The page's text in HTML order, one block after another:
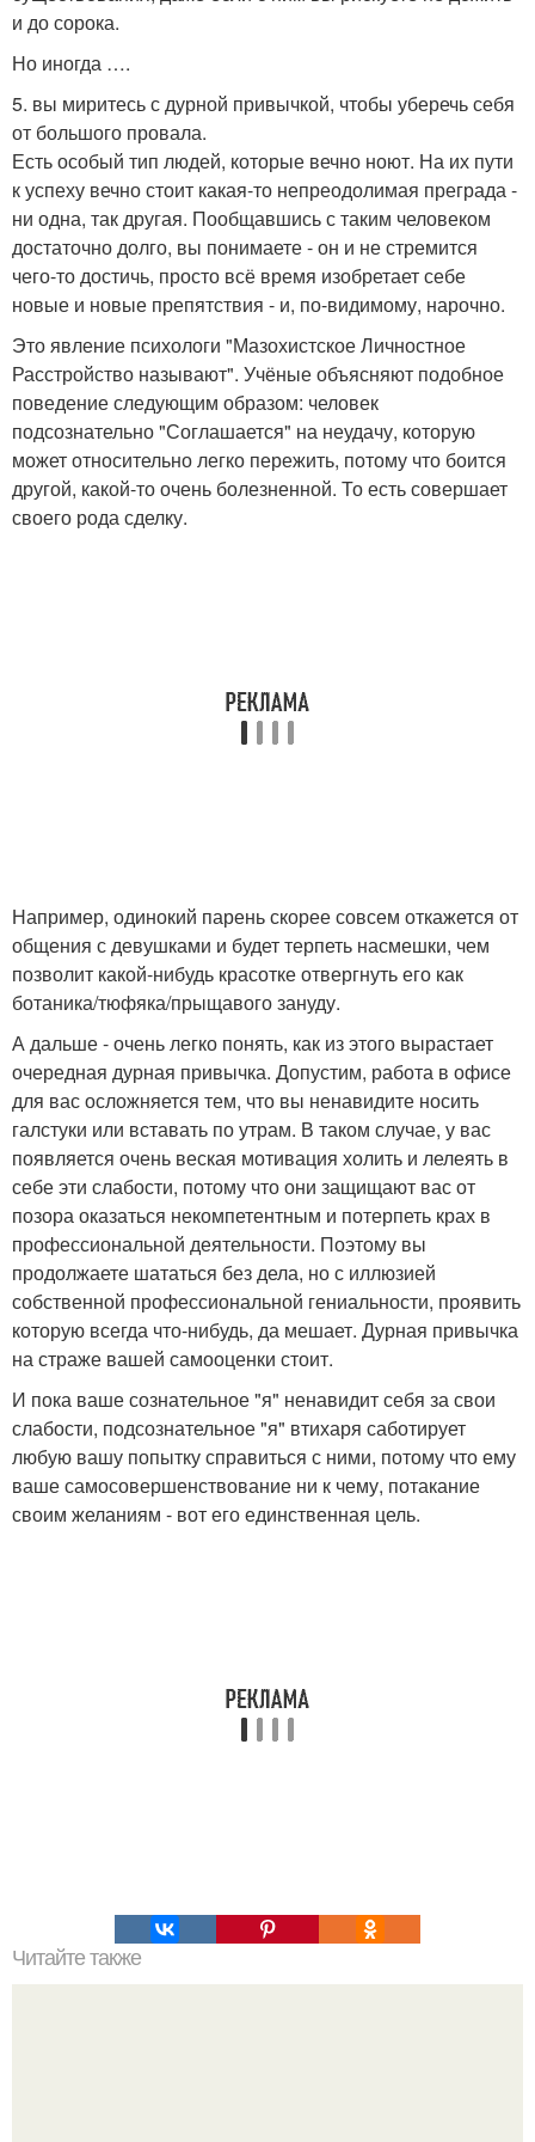
и до сорока.
Но иногда ….
5. вы миритесь с дурной привычкой, чтобы уберечь себя
от большого провала.
Есть особый тип людей, которые вечно ноют. На их пути
к успеху вечно стоит какая-то непреодолимая преграда -
ни одна, так другая. Пообщавшись с таким человеком
достаточно долго, вы понимаете - он и не стремится
чего-то достичь, просто всё время изобретает себе
новые и новые препятствия - и, по-видимому, нарочно.
Это явление психологи "Мазохистское Личностное
Расстройство называют". Учёные объясняют подобное
поведение следующим образом: человек
подсознательно "Соглашается" на неудачу, которую
может относительно легко пережить, потому что боится
другой, какой-то очень болезненной. То есть совершает
своего рода сделку.
Например, одинокий парень скорее совсем откажется от
общения с девушками и будет терпеть насмешки, чем
позволит какой-нибудь красотке отвергнуть его как
ботаника/тюфяка/прыщавого зануду.
А дальше - очень легко понять, как из этого вырастает
очередная дурная привычка. Допустим, работа в офисе
для вас осложняется тем, что вы ненавидите носить
галстуки или вставать по утрам. В таком случае, у вас
появляется очень веская мотивация холить и лелеять в
себе эти слабости, потому что они защищают вас от
позора оказаться некомпетентным и потерпеть крах в
профессиональной деятельности. Поэтому вы
продолжаете шататься без дела, но с иллюзией
собственной профессиональной гениальности, проявить
которую всегда что-нибудь, да мешает. Дурная привычка
на страже вашей самооценки стоит.
И пока ваше сознательное "я" ненавидит себя за свои
слабости, подсознательное "я" втихаря саботирует
любую вашу попытку справиться с ними, потому что ему
ваше самосовершенствование ни к чему, потакание
своим желаниям - вот его единственная цель.
Читайте также